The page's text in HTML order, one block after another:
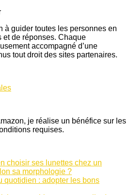
à guider toutes les personnes en
et de réponses. Chaque
accompagné d’une
tout droit des sites partenaires.
je réalise un bénéfice sur les
requises.
choisir ses lunettes chez un
sa morphologie ?
quotidien : adopter les bons